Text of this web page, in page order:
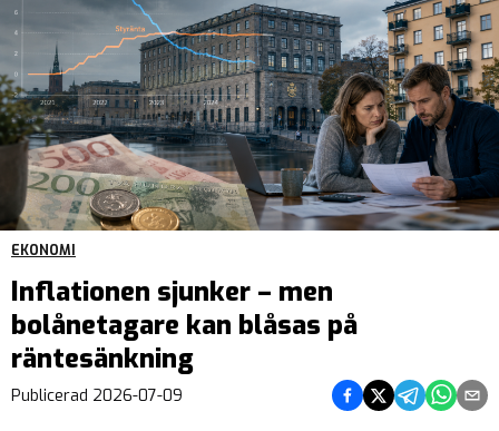
EKONOMI
Inflationen sjunker – men
bolånetagare kan blåsas på
räntesänkning
Publicerad 2026-07-09 Dela på Facebook
Dela på Twitter
Dela påDela på
Dela